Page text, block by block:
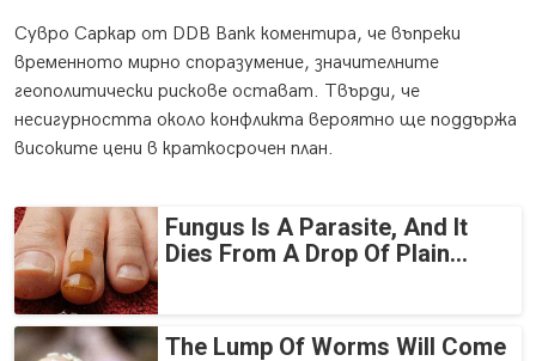
Сувро Саркар от DDB Bank коментира, че въпреки
временното мирно споразумение, значителните
геополитически рискове остават. Твърди, че
несигурността около конфликта вероятно ще поддържа
високите цени в краткосрочен план.
Fungus Is A Parasite, And It
Dies From A Drop Of Plain...
The Lump Of Worms Will Come